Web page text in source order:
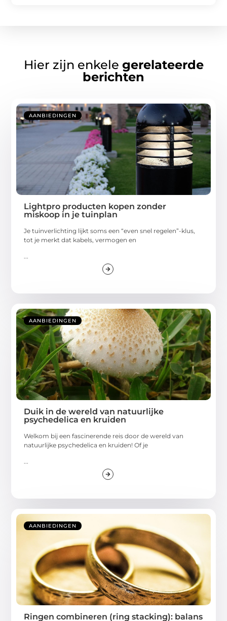
Hier zijn enkele gerelateerde
berichten
AANBIEDINGEN
Lightpro producten kopen zonder
miskoop in je tuinplan
Je tuinverlichting lijkt soms een “even snel regelen”-klus,
tot je merkt dat kabels, vermogen en
...
AANBIEDINGEN
Duik in de wereld van natuurlijke
psychedelica en kruiden
Welkom bij een fascinerende reis door de wereld van
natuurlijke psychedelica en kruiden! Of je
...
AANBIEDINGEN
Ringen combineren (ring stacking): balans